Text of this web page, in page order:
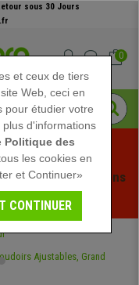
sous 30 Jours
0
! Des réductions
- Voir l'offre
et ceux de tiers
Web, ceci en
pour étudier votre
d'informations
Politique des
les cookies en
et Continuer»
CONTINUER